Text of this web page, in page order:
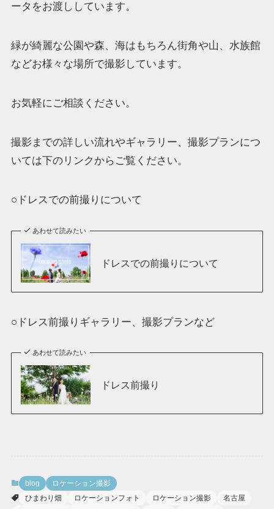
ータをお渡ししています。
緑が綺麗な公園や森、海はもちろん街角や山、水族館
などお様々な場所で撮影しています。
お気軽にご相談ください。
撮影までの詳しい流れやギャラリー、撮影プランにつ
いては下のリンクからご覧ください。
○ドレスでの前撮りについて
あわせて読みたい
ドレスでの前撮りについて
○ドレス前撮りギャラリー、撮影プランなど
あわせて読みたい
ドレス前撮り
blog
ロケーション撮影
ひまわり畑
ロケーションフォト ロケーション撮影
名古屋